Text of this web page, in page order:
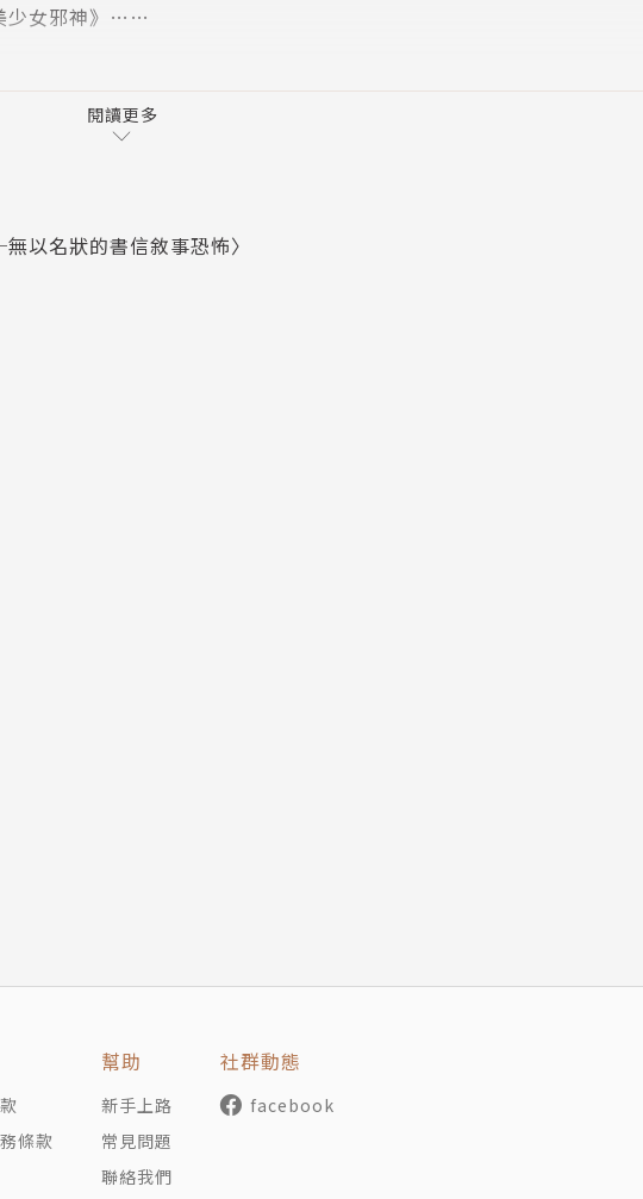
少女邪神》……
插畫！
灣書市最流暢最易讀版本！
，克蘇魯神話體系入門最優起點！
前往南極洲進行科學研究，就在一支探勘小隊挖掘出怪異的「軀幹頂端
癱坐昏迷不醒。時間過去五年四個月十三天他才醒來，卻遺忘從前身分
學習使用手腳和身體，如饑似渴地汲取各種各樣在歷史、科學、藝術、
的外國人來到他家後，隔天他恢復到原本教授的記憶卻完全忘記『第二
閱讀更多
名狀的書信敘事恐怖〉
條款
幫助
新手上路
常見問題
聯絡我們
社群動態
facebook